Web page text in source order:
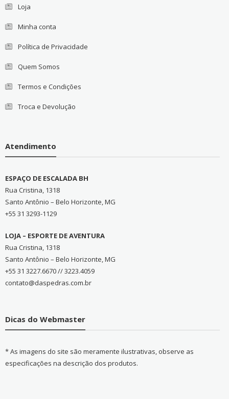
Loja
Minha conta
Política de Privacidade
Quem Somos
Termos e Condições
Troca e Devolução
Atendimento
ESPAÇO DE ESCALADA BH
Rua Cristina, 1318
Santo Antônio – Belo Horizonte, MG
+55 31 3293-1129
LOJA – ESPORTE DE AVENTURA
Rua Cristina, 1318
Santo Antônio – Belo Horizonte, MG
+55 31 3227.6670 // 3223.4059
contato@daspedras.com.br
Dicas do Webmaster
* As imagens do site são meramente ilustrativas, observe as
especificações na descrição dos produtos.